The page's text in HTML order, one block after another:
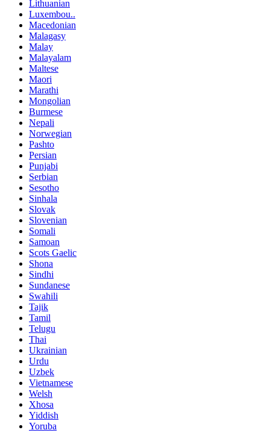
Lithuanian
Luxembou..
Macedonian
Malagasy
Malay
Malayalam
Maltese
Maori
Marathi
Mongolian
Burmese
Nepali
Norwegian
Pashto
Persian
Punjabi
Serbian
Sesotho
Sinhala
Slovak
Slovenian
Somali
Samoan
Scots Gaelic
Shona
Sindhi
Sundanese
Swahili
Tajik
Tamil
Telugu
Thai
Ukrainian
Urdu
Uzbek
Vietnamese
Welsh
Xhosa
Yiddish
Yoruba